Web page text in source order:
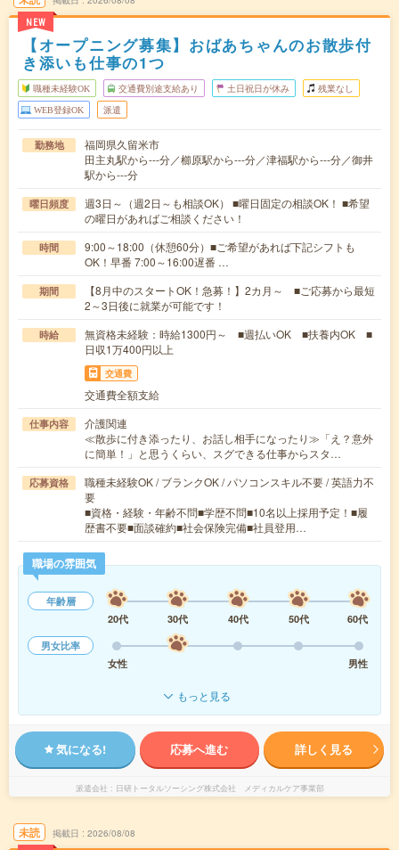
NEW
【オープニング募集】おばあちゃんのお散歩付
き添いも仕事の1つ
職種未経験OK 交通費別途支給あり 土日祝日が休み 残業なし
WEB登録OK 派遣
勤務地
福岡県久留米市
田主丸駅から---分／櫛原駅から---分／津福駅から---分／御井
駅から---分
曜日頻度
週3日～（週2日～も相談OK） ■曜日固定の相談OK！ ■希望
の曜日があればご相談ください！
時間
9:00～18:00（休憩60分）■ご希望があれば下記シフトも
OK！早番 7:00～16:00遅番 …
期間
【8月中のスタートOK！急募！】2カ月～ ■ご応募から最短
2～3日後に就業が可能です！
時給
無資格未経験：時給1300円～ ■週払いOK ■扶養内OK ■
日収1万400円以上
交通費
交通費全額支給
仕事内容
介護関連
≪散歩に付き添ったり、お話し相手になったり≫「え？意外
に簡単！」と思うくらい、スグできる仕事からスタ…
応募資格
職種未経験OK / ブランクOK / パソコンスキル不要 / 英語力不
要
■資格・経験・年齢不問■学歴不問■10名以上採用予定！■履
歴書不要■面談確約■社会保険完備■社員登用…
職場の雰囲気
年齢層
20代
30代 40代 50代
60代
男女比率
女性
男性
もっと見る
気になる! 応募へ進む 詳しく見る
派遣会社 日研トータルソーシング株式会社 メディカルケア事業部
未読 掲載日 2026/08/08